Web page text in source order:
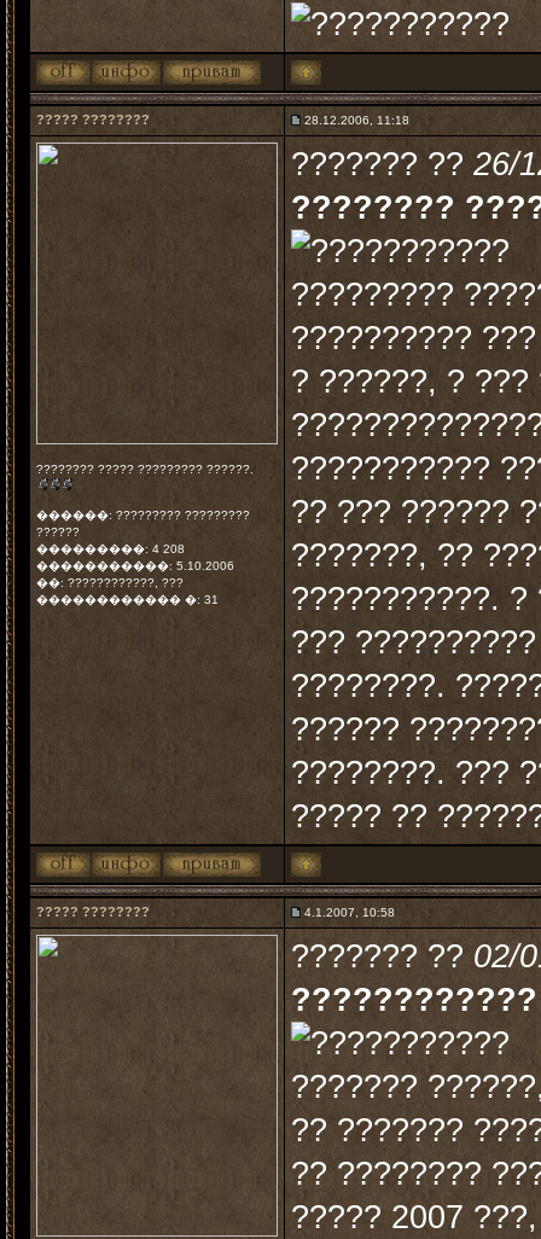
????? ???????? 28.12.2006, 11:18
???????? ????? ????????? ??????.
������: ????????? ?????????
??????
���������: 4 208
�����������: 5.10.2006
��: ????????????, ???
������������ �: 31
??????? ?? 26/
????????
?????????
??????????
? ??????, ? ???
???????????
?? ??? ??????
???????, ??
???????????. ?
???
????????.
??????
????????. ???
????? ??
????? ???????? 4.1.2007, 10:58
??????? ?? 02/
???????
?? ???????
?? ????????
????? 2007